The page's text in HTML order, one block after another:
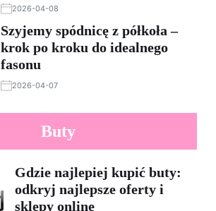
2026-04-08
Szyjemy spódnicę z półkoła –
krok po kroku do idealnego
fasonu
2026-04-07
Buty
Gdzie najlepiej kupić buty:
odkryj najlepsze oferty i
sklepy online